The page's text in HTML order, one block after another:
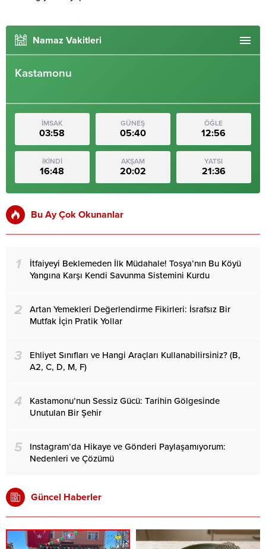
Namaz Vakitleri
Kastamonu
İMSAK
03:58
GÜNEŞ
05:40
ÖĞLE
12:56
İKİNDİ
16:48
AKŞAM
20:02
YATSI
21:36
Bu Ay Çok Okunanlar
1
İtfaiyeyi Beklemeden İlk Müdahale! Tosya’nın Bu Köyü
Yangına Karşı Kendi Savunma Sistemini Kurdu
2
Artan Yemekleri Değerlendirme Fikirleri: İsrafsız Bir
Mutfak İçin Pratik Yollar
3
Ehliyet Sınıfları ve Hangi Araçları Kullanabilirsiniz? (B,
A2, C, D, M, F)
4
Kastamonu’nun Sessiz Gücü: Tarihin Gölgesinde
Unutulan Bir Şehir
5
Instagram’da Hikaye ve Gönderi Paylaşamıyorum:
Nedenleri ve Çözümü
Güncel Haberler